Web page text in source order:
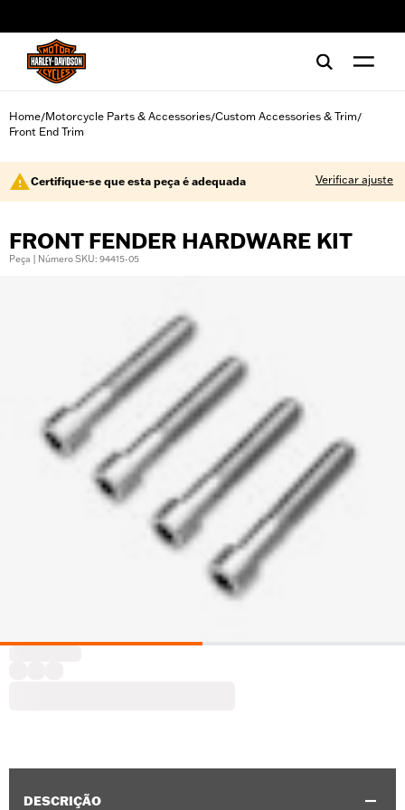
Home/Motorcycle Parts & Accessories/Custom Accessories & Trim/
Front End Trim
Certifique-se que esta peça é adequada Verificar ajuste
FRONT FENDER HARDWARE KIT
Peça | Número SKU: 94415-05
DESCRIÇÃO